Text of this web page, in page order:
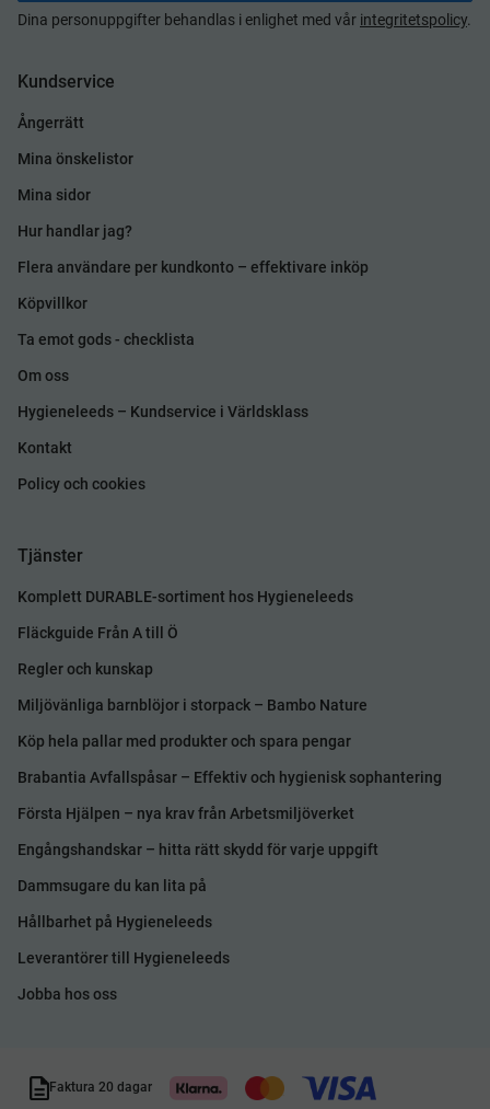
Dina personuppgifter behandlas i enlighet med vår integritetspolicy.
Kundservice
Ångerrätt
Mina önskelistor
Mina sidor
Hur handlar jag?
Flera användare per kundkonto – effektivare inköp
Köpvillkor
Ta emot gods - checklista
Om oss
Hygieneleeds – Kundservice i Världsklass
Kontakt
Policy och cookies
Tjänster
Komplett DURABLE-sortiment hos Hygieneleeds
Fläckguide Från A till Ö
Regler och kunskap
Miljövänliga barnblöjor i storpack – Bambo Nature
Köp hela pallar med produkter och spara pengar
Brabantia Avfallspåsar – Effektiv och hygienisk sophantering
Första Hjälpen – nya krav från Arbetsmiljöverket
Engångshandskar – hitta rätt skydd för varje uppgift
Dammsugare du kan lita på
Hållbarhet på Hygieneleeds
Leverantörer till Hygieneleeds
Jobba hos oss
Faktura 20 dagar